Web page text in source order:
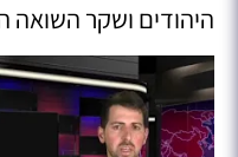
היהודים ושקר